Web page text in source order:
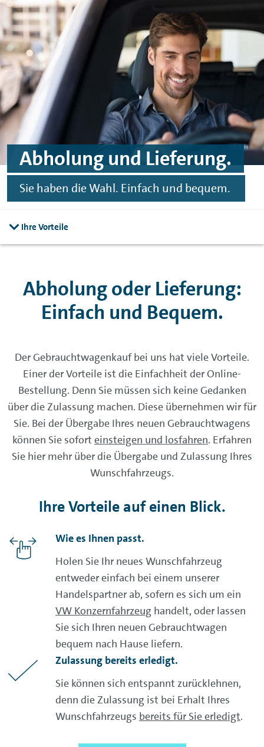
Zum Hauptinhalt springen
Zur Fußnote springen
Abholung und Lieferung.
Sie haben die Wahl. Einfach und bequem.
Ihre Vorteile
Abholung oder Lieferung:
Einfach und Bequem.
Der Gebrauchtwagenkauf bei uns hat viele Vorteile.
Einer der Vorteile ist die Einfachheit der Online-
Bestellung. Denn Sie müssen sich keine Gedanken
über die Zulassung machen. Diese übernehmen wir für
Sie. Bei der Übergabe Ihres neuen Gebrauchtwagens
können Sie sofort einsteigen und losfahren. Erfahren
Sie hier mehr über die Übergabe und Zulassung Ihres
Wunschfahrzeugs.
Ihre Vorteile auf einen Blick.
Wie es Ihnen passt.
Holen Sie Ihr neues Wunschfahrzeug
entweder einfach bei einem unserer
Handelspartner ab, sofern es sich um ein
VW Konzernfahrzeug handelt, oder lassen
Sie sich Ihren neuen Gebrauchtwagen
bequem nach Hause liefern.
Zulassung bereits erledigt.
Sie können sich entspannt zurücklehnen,
denn die Zulassung ist bei Erhalt Ihres
Wunschfahrzeugs bereits für Sie erledigt.